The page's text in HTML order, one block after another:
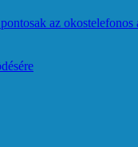
az